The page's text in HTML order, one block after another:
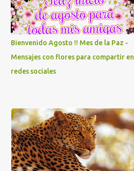
Bienvenido Agosto !! Mes de la Paz -
Mensajes con flores para compartir en
redes sociales